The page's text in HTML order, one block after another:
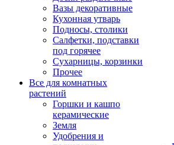
Вазы декоративные
Кухонная утварь
Подносы, столики
Салфетки, подставки
под горячее
Сухарницы, корзинки
Прочее
Все для комнатных
растений
Горшки и кашпо
керамические
Земля
Удобрения и